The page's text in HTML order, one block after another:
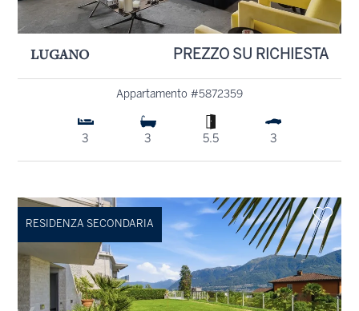
LUGANO PREZZO SU RICHIESTA
Appartamento #5872359
3 3 5.5 3
RESIDENZA SECONDARIA